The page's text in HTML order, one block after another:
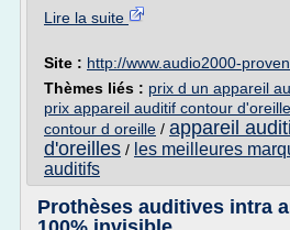
Lire la suite
Site : http://www.audio2000-
Thèmes liés : prix d un appareil
prix appareil auditif contour d'oreille
contour d oreille / appareil
d'oreilles / les meilleures
auditifs
Prothèses auditives intra